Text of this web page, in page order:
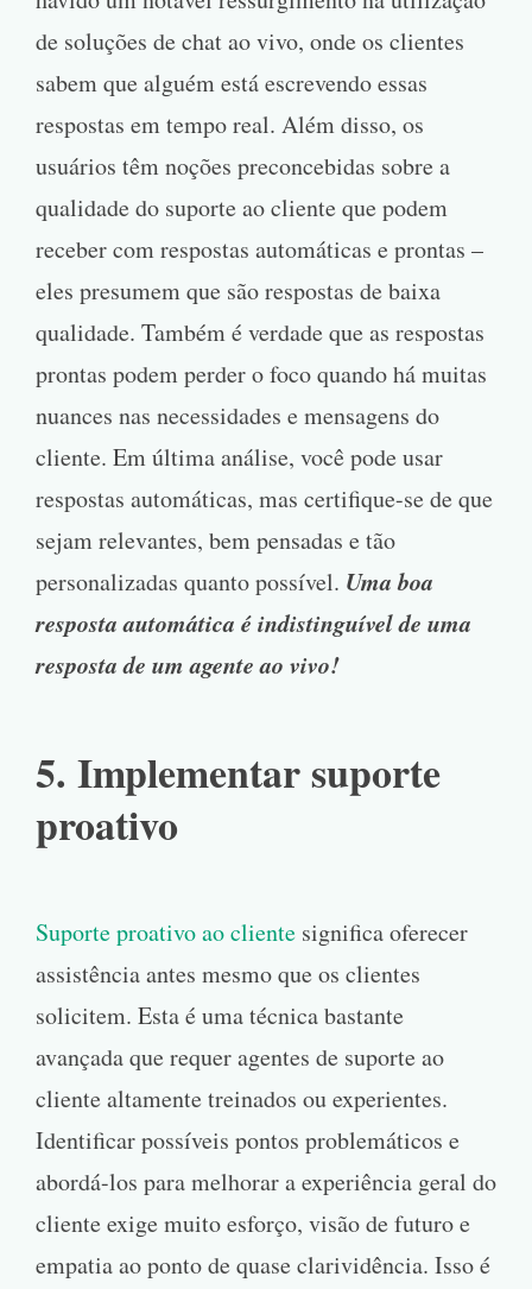
de soluções de chat ao vivo, onde os clientes
sabem que alguém está escrevendo essas
respostas em tempo real. Além disso, os
usuários têm noções preconcebidas sobre a
qualidade do suporte ao cliente que podem
receber com respostas automáticas e prontas –
eles presumem que são respostas de baixa
qualidade. Também é verdade que as respostas
prontas podem perder o foco quando há muitas
nuances nas necessidades e mensagens do
cliente. Em última análise, você pode usar
respostas automáticas, mas certifique-se de que
sejam relevantes, bem pensadas e tão
personalizadas quanto possível. Uma boa
resposta automática é indistinguível de uma
resposta de um agente ao vivo!
5. Implementar suporte
proativo
Suporte proativo ao cliente significa oferecer
assistência antes mesmo que os clientes
solicitem. Esta é uma técnica bastante
avançada que requer agentes de suporte ao
cliente altamente treinados ou experientes.
Identificar possíveis pontos problemáticos e
abordá-los para melhorar a experiência geral do
cliente exige muito esforço, visão de futuro e
empatia ao ponto de quase clarividência. Isso é